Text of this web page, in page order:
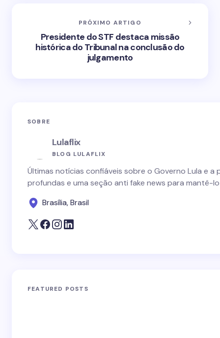
PRÓXIMO ARTIGO
Presidente do STF destaca missão
histórica do Tribunal na conclusão do
julgamento
SOBRE
Lulaflix
BLOG LULAFLIX
Últimas notícias confiáveis sobre o Governo Lula e
profundas e uma seção anti fake news para mantê-
Brasília, Brasil
FEATURED POSTS